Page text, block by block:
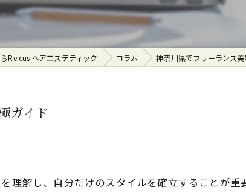
トリー
Re.cus ヘアエステティック コラム 神奈川県でフリーランス
ガイド
解し、自分だけのスタイルを確立することが重